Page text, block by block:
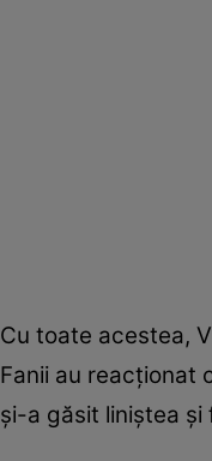
Cu toate acestea,
Fanii au reacționat
și-a găsit liniștea și